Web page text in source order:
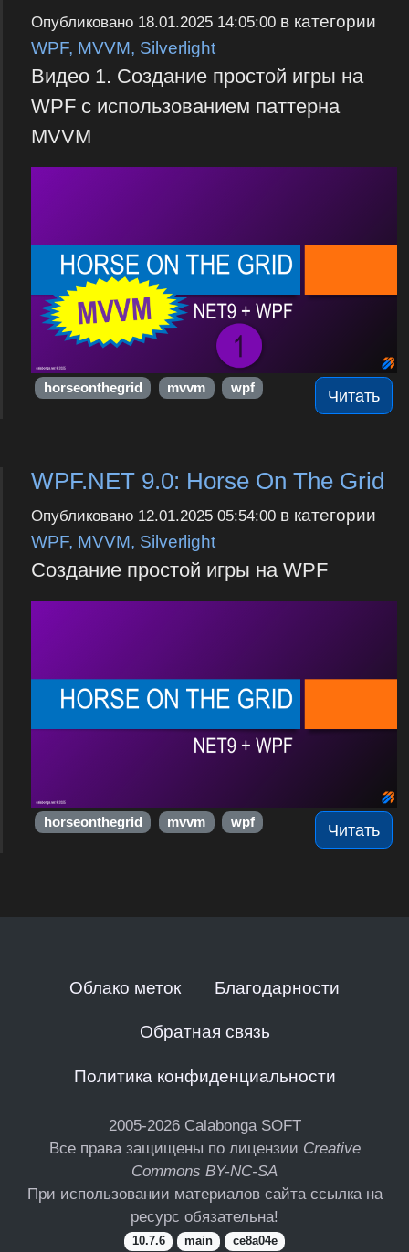
Опубликовано 18.01.2025 14:05:00в категории
WPF, MVVM, Silverlight
Видео 1. Создание простой игры на
WPF с использованием паттерна
MVVM
Читать
horseonthegrid mvvm wpf
WPF.NET 9.0: Horse On The Grid
Опубликовано 12.01.2025 05:54:00в категории
WPF, MVVM, Silverlight
Создание простой игры на WPF
Читать
horseonthegrid mvvm wpf
Облако меток Благодарности
Обратная связь
Политика конфиденциальности
2005-2026 Calabonga SOFT
Все права защищены по лицензии Creative
Commons BY-NC-SA
При использовании материалов сайта ссылка на
ресурс обязательна!
10.7.6 main ce8a04e